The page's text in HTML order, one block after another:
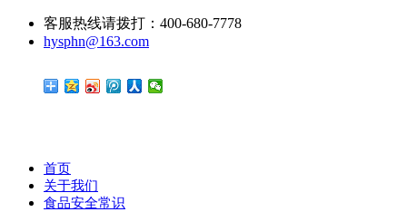
客服热线请拨打：400-680-7778
hysphn@163.com
首页
关于我们
食品安全常识